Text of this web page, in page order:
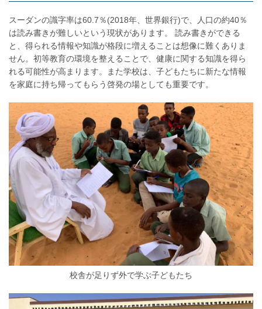
スーダンの識字率は60.7％(2018年、世界銀行)で、人口の約40％
は読み書きが難しいという現状があります。 読み書きができる
と、得られる情報や知識が格段に増えることは想像に難くありま
せん。初等教育の環境を整えることで、健康に関する知識を得ら
れる可能性が高まります。また学校は、子どもたちに新たな情報
を家庭に持ち帰ってもらう啓発の場としても重要です。
校舎が足りず外で学ぶ子どもたち